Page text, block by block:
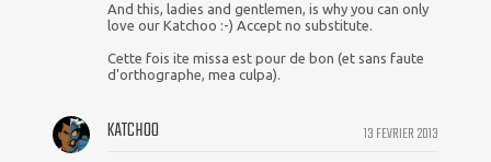
And this, ladies and gentlemen, is why you can only
love our Katchoo :-) Accept no substitute.
Cette fois ite missa est pour de bon (et sans faute
d'orthographe, mea culpa).
13 FEVRIER 2013
KATCHOO